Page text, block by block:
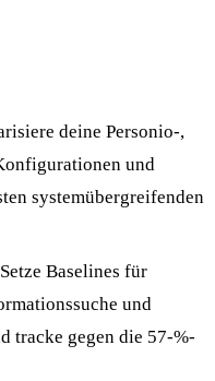
deine Personio-,
und
systemübergreifenden
Setze Baselines für
und
tracke gegen die 57-%-